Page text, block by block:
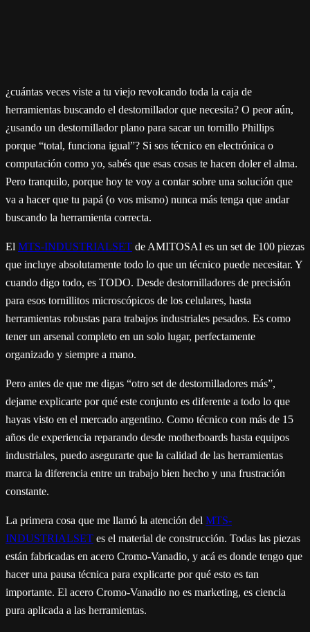
¿cuántas veces viste a tu viejo revolcando toda la caja de
herramientas buscando el destornillador que necesita? O peor aún,
¿usando un destornillador plano para sacar un tornillo Phillips
porque “total, funciona igual”? Si sos técnico en electrónica o
computación como yo, sabés que esas cosas te hacen doler el alma.
Pero tranquilo, porque hoy te voy a contar sobre una solución que
va a hacer que tu papá (o vos mismo) nunca más tenga que andar
buscando la herramienta correcta.
El MTS-INDUSTRIALSET de AMITOSAI es un set de 100 piezas
que incluye absolutamente todo lo que un técnico puede necesitar. Y
cuando digo todo, es TODO. Desde destornilladores de precisión
para esos tornillitos microscópicos de los celulares, hasta
herramientas robustas para trabajos industriales pesados. Es como
tener un arsenal completo en un solo lugar, perfectamente
organizado y siempre a mano.
Pero antes de que me digas “otro set de destornilladores más”,
dejame explicarte por qué este conjunto es diferente a todo lo que
hayas visto en el mercado argentino. Como técnico con más de 15
años de experiencia reparando desde motherboards hasta equipos
industriales, puedo asegurarte que la calidad de las herramientas
marca la diferencia entre un trabajo bien hecho y una frustración
constante.
La primera cosa que me llamó la atención del MTS-
INDUSTRIALSET es el material de construcción. Todas las piezas
están fabricadas en acero Cromo-Vanadio, y acá es donde tengo que
hacer una pausa técnica para explicarte por qué esto es tan
importante. El acero Cromo-Vanadio no es marketing, es ciencia
pura aplicada a las herramientas.